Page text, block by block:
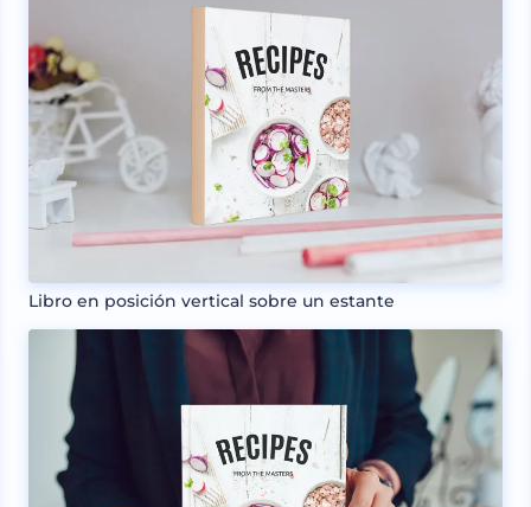
Libro en posición vertical sobre un estante